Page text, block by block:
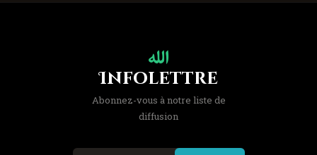
Infolettre
Abonnez-vous à notre liste de
diffusion